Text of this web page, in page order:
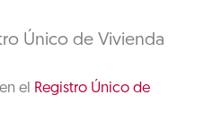
Único de Vivienda
el Registro Único de